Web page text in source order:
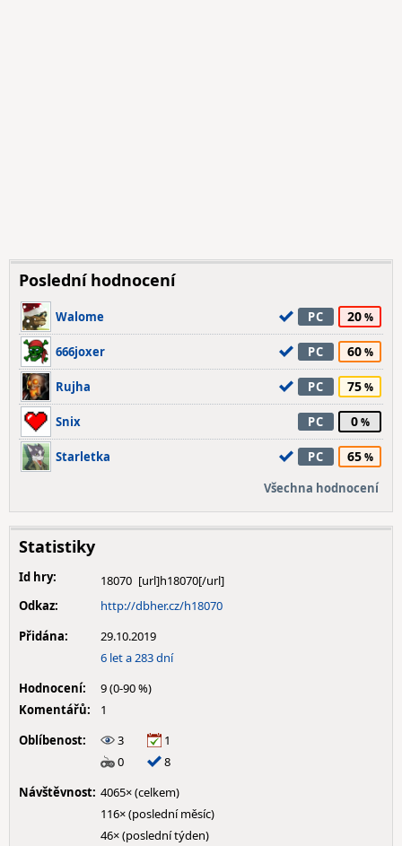
Poslední hodnocení
Walome PC 20
666joxer PC 60
Rujha PC 75
Snix PC 0
Starletka PC 65
Všechna hodnocení
Statistiky
Id hry:
18070
Odkaz:
http://dbher.cz/h18070
Přidána:
29.10.2019
6 let a 283 dní
Hodnocení:
9 (0-90 %)
Komentářů:
1
Oblíbenost:
3
1
0
8
Návštěvnost: 4065× (celkem)
116× (poslední měsíc)
46× (poslední týden)